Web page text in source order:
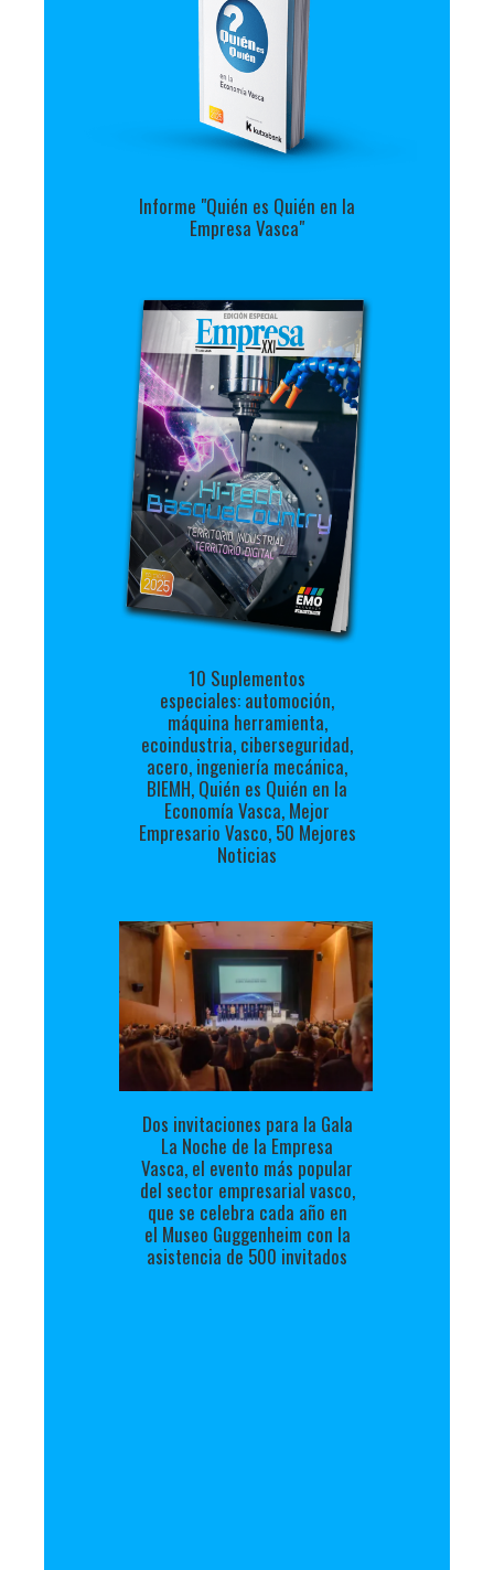
Informe "Quién es Quién en la
Empresa Vasca"
10 Suplementos
especiales: automoción,
máquina herramienta,
ecoindustria, ciberseguridad,
acero, ingeniería mecánica,
BIEMH, Quién es Quién en la
Economía Vasca, Mejor
Empresario Vasco, 50 Mejores
Noticias
Dos invitaciones para la Gala
La Noche de la Empresa
Vasca, el evento más popular
del sector empresarial vasco,
que se celebra cada año en
el Museo Guggenheim con la
asistencia de 500 invitados